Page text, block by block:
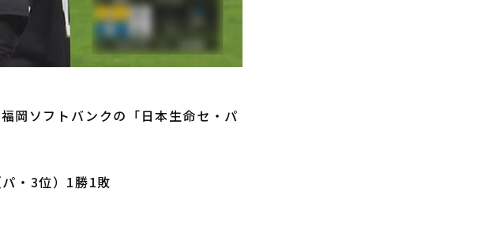
ソフトバンクの「日本生命セ・パ
・3位）1勝1敗